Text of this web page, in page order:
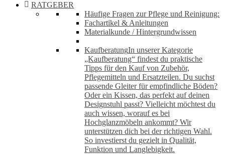
RATGEBER
Häufige Fragen zur Pflege und Reinigung:
Fachartikel & Anleitungen
Materialkunde / Hintergrundwissen
KaufberatungIn unserer Kategorie
„Kaufberatung“ findest du praktische
Tipps für den Kauf von Zubehör,
Pflegemitteln und Ersatzteilen. Du suchst
passende Gleiter für empfindliche Böden?
Oder ein Kissen, das perfekt auf deinen
Designstuhl passt? Vielleicht möchtest du
auch wissen, worauf es bei
Hochglanzmöbeln ankommt? Wir
unterstützen dich bei der richtigen Wahl.
So investierst du gezielt in Qualität,
Funktion und Langlebigkeit.